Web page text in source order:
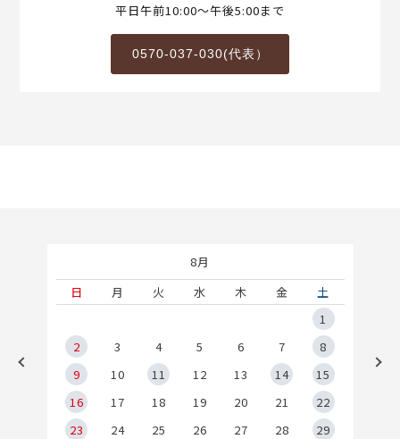
平日午前10:00～午後5:00まで
0570-037-030(代表）
8月
日
月 火 水 木 金
土
1
2
3 4 5 6 7
8
9
10 11 12 13 14
15
16
17 18 19 20 21
22
23
24 25 26 27 28
29